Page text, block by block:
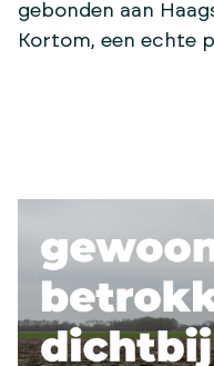
gebonden aan
Kortom, een echte